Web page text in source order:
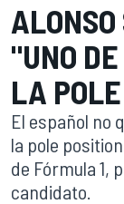
ALONSO
"UNO
LA
El español no
la pole
de Fórmula 1,
candidato.